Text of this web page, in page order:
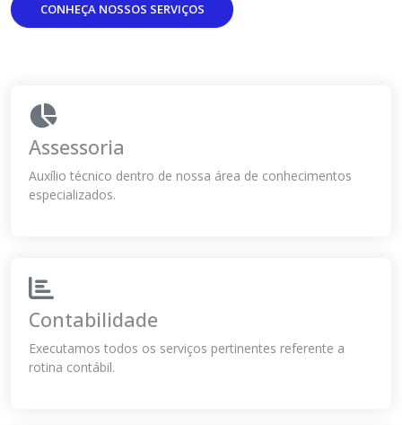
CONHEÇA NOSSOS SERVIÇOS
Assessoria
Auxílio técnico dentro de nossa área de conhecimentos
especializados.
Contabilidade
Executamos todos os serviços pertinentes referente a
rotina contábil.